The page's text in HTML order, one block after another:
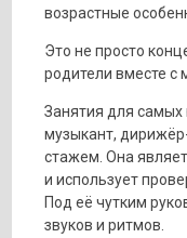
возрастные
Это не просто
родители вместе
Занятия для
музыкант,
стажем. Она
и использует
Под её чутким
звуков и ритмов.